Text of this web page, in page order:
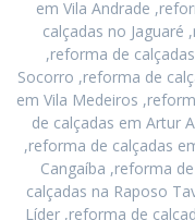
em Vila Andrade
calçadas no
,reforma de
Socorro ,reforma de
em Vila Medeiros
de calçadas em Artur
,reforma de calçadas
Cangaíba ,reforma
calçadas na Raposo
Líder ,reforma de